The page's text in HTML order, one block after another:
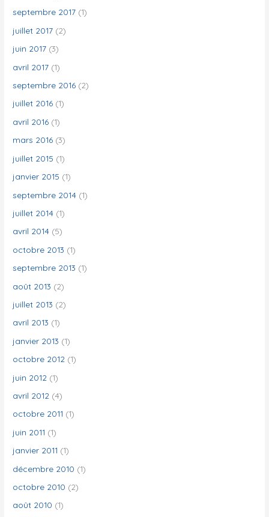
septembre 2017 (1)
juillet 2017 (2)
juin 2017 (3)
avril 2017 (1)
septembre 2016 (2)
juillet 2016 (1)
avril 2016 (1)
mars 2016 (3)
juillet 2015 (1)
janvier 2015 (1)
septembre 2014 (1)
juillet 2014 (1)
avril 2014 (5)
octobre 2013 (1)
septembre 2013 (1)
août 2013 (2)
juillet 2013 (2)
avril 2013 (1)
janvier 2013 (1)
octobre 2012 (1)
juin 2012 (1)
avril 2012 (4)
octobre 2011 (1)
juin 2011 (1)
janvier 2011 (1)
décembre 2010 (1)
octobre 2010 (2)
août 2010 (1)